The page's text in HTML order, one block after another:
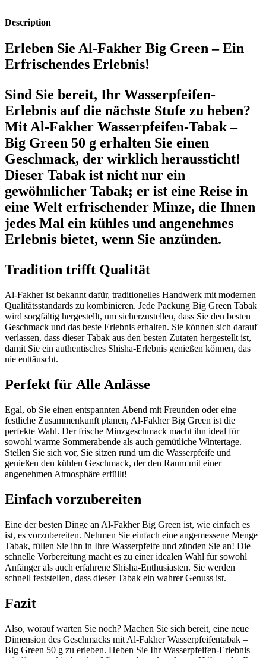
Description
Erleben Sie Al-Fakher Big Green – Ein
Erfrischendes Erlebnis!
Sind Sie bereit, Ihr Wasserpfeifen-
Erlebnis auf die nächste Stufe zu heben?
Mit Al-Fakher Wasserpfeifen-Tabak –
Big Green 50 g erhalten Sie einen
Geschmack, der wirklich heraussticht!
Dieser Tabak ist nicht nur ein
gewöhnlicher Tabak; er ist eine Reise in
eine Welt erfrischender Minze, die Ihnen
jedes Mal ein kühles und angenehmes
Erlebnis bietet, wenn Sie anzünden.
Tradition trifft Qualität
Al-Fakher ist bekannt dafür, traditionelles Handwerk mit modernen
Qualitätsstandards zu kombinieren. Jede Packung Big Green Tabak
wird sorgfältig hergestellt, um sicherzustellen, dass Sie den besten
Geschmack und das beste Erlebnis erhalten. Sie können sich darauf
verlassen, dass dieser Tabak aus den besten Zutaten hergestellt ist,
damit Sie ein authentisches Shisha-Erlebnis genießen können, das
nie enttäuscht.
Perfekt für Alle Anlässe
Egal, ob Sie einen entspannten Abend mit Freunden oder eine
festliche Zusammenkunft planen, Al-Fakher Big Green ist die
perfekte Wahl. Der frische Minzgeschmack macht ihn ideal für
sowohl warme Sommerabende als auch gemütliche Wintertage.
Stellen Sie sich vor, Sie sitzen rund um die Wasserpfeife und
genießen den kühlen Geschmack, der den Raum mit einer
angenehmen Atmosphäre erfüllt!
Einfach vorzubereiten
Eine der besten Dinge an Al-Fakher Big Green ist, wie einfach es
ist, es vorzubereiten. Nehmen Sie einfach eine angemessene Menge
Tabak, füllen Sie ihn in Ihre Wasserpfeife und zünden Sie an! Die
schnelle Vorbereitung macht es zu einer idealen Wahl für sowohl
Anfänger als auch erfahrene Shisha-Enthusiasten. Sie werden
schnell feststellen, dass dieser Tabak ein wahrer Genuss ist.
Fazit
Also, worauf warten Sie noch? Machen Sie sich bereit, eine neue
Dimension des Geschmacks mit Al-Fakher Wasserpfeifentabak –
Big Green 50 g zu erleben. Heben Sie Ihr Wasserpfeifen-Erlebnis